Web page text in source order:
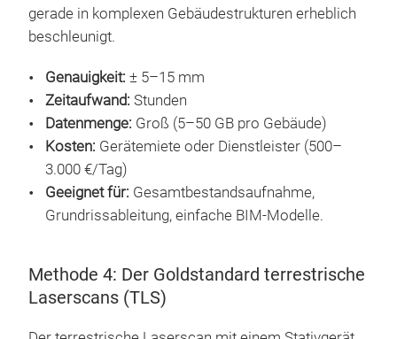
gerade in komplexen Gebäudestrukturen erheblich
beschleunigt.
Genauigkeit: ± 5–15 mm
Zeitaufwand: Stunden
Datenmenge: Groß (5–50 GB pro Gebäude)
Kosten: Gerätemiete oder Dienstleister (500–
3.000 €/Tag)
Geeignet für: Gesamtbestandsaufnahme,
Grundrissableitung, einfache BIM-Modelle.
Methode 4: Der Goldstandard terrestrische
Laserscans (TLS)